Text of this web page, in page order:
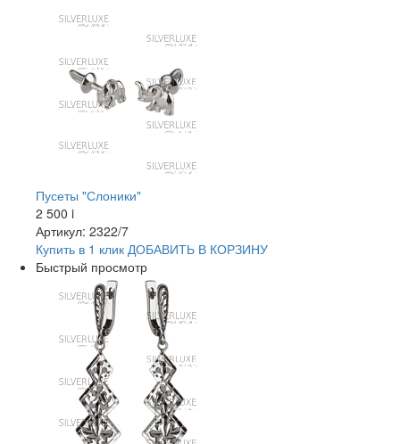
Пусеты "Слоники"
2 500 i
Артикул: 2322/7
Купить в 1 клик ДОБАВИТЬ В КОРЗИНУ
Быстрый просмотр